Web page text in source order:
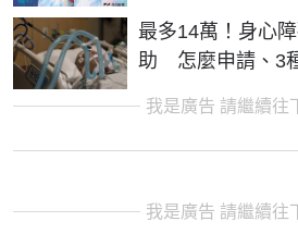
最多14萬！身心
助 怎麼申請、3
我是廣告 請繼續往
我是廣告 請繼續往